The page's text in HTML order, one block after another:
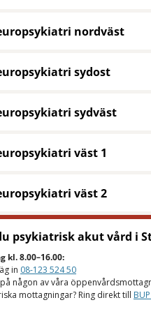
nordväst
sydost
sydväst
väst 1
väst 2
psykiatrisk akut vård i
kl. 8.00–16.00:
in 08-123 524 50
någon av våra
mottagningar? Ring direkt till